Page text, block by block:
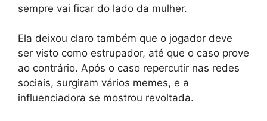
sempre vai ficar do lado da mulher.
Ela deixou claro também que o jogador deve
ser visto como estrupador, até que o caso prove
ao contrário. Após o caso repercutir nas redes
sociais, surgiram vários memes, e a
influenciadora se mostrou revoltada.